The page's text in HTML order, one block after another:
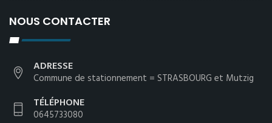
NOUS CONTACTER
ADRESSE
Commune de stationnement = STRASBOURG et Mutzig
TÉLÉPHONE
0645733080